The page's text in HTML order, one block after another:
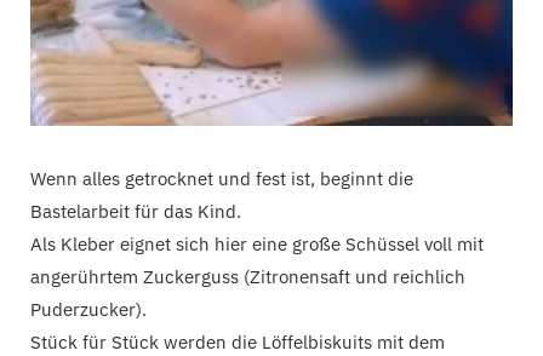
Wenn alles getrocknet und fest ist, beginnt die
Bastelarbeit für das Kind.
Als Kleber eignet sich hier eine große Schüssel voll mit
angerührtem Zuckerguss (Zitronensaft und reichlich
Puderzucker).
Stück für Stück werden die Löffelbiskuits mit dem